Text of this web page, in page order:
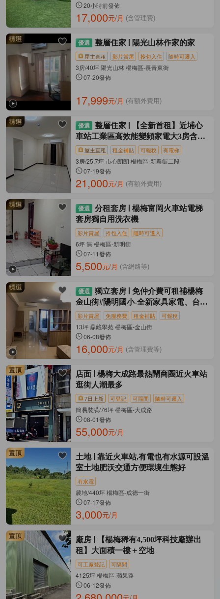
20小時前發佈
17,000元/月 (含管理費)
整層住家 陽光山林作家的家
屋主直租 影片賞屋 拎包入住 隨時可遷入
3房/40坪 陽光山林 楊梅區-長青東街
07-20發佈
17,999元/月 (有額外費用)
整層住家
【全新首租】近埔心
車站工業區高效能變頻家電大3房含車
位屋主直租 租金補貼 可報稅 有電梯
3房/25.7坪 市心朗朗 楊梅區-新農街二段
07-19發佈
21,000元/月 (有額外費用)
分租套房
楊梅富岡火車站電梯
套房獨自用洗衣機
影片賞屋 拎包入住 隨時可遷入
6坪 無 楊梅區-新明街
07-11發佈
5,500元/月 (含網路等)
獨立套房
免仲介費可租補楊梅
金山街#陽明國小-全新家具家電、台電
台水
影片賞屋 免服務費 租金補貼 可報稅
13坪 鼎藏學苑 楊梅區-金山街
06-08發佈
16,000元/月 (含管理費等)
店面
楊梅大成路最熱鬧商圈近火車站
逛街人潮最多
7日上新 可登記 可隔間 隨時可遷入
簡易裝潢/76坪 楊梅區-大成路
08-01發佈
55,000元/月
土地
靠近火車站,有電也有水源可設溫
室土地肥沃交通方便環境生態好
有水電
農地/440坪 楊梅區-成德一街
07-17發佈
3,000元/月
廠房
【楊梅稀有4,500坪科技廠辦出
租】大面積一樓＋空地
可工廠登記 可隔間
4125坪 楊梅區-蘋果路
06-12發佈